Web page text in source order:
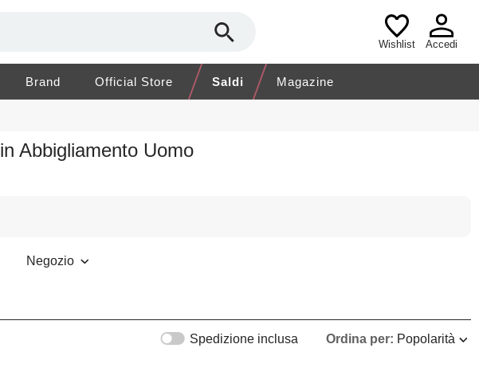
Wishlist Accedi
Brand Official Store Saldi Magazine
in Abbigliamento Uomo
Negozio
Ordina per: Popolarità
Spedizione inclusa